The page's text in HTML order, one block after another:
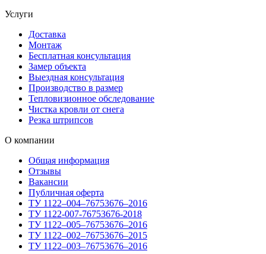
Услуги
Доставка
Монтаж
Бесплатная консультация
Замер объекта
Выездная консультация
Производство в размер
Тепловизионное обследование
Чистка кровли от снега
Резка штрипсов
О компании
Общая информация
Отзывы
Вакансии
Публичная оферта
ТУ 1122–004–76753676–2016
ТУ 1122-007-76753676-2018
ТУ 1122–005–76753676–2016
ТУ 1122–002–76753676–2015
ТУ 1122–003–76753676–2016